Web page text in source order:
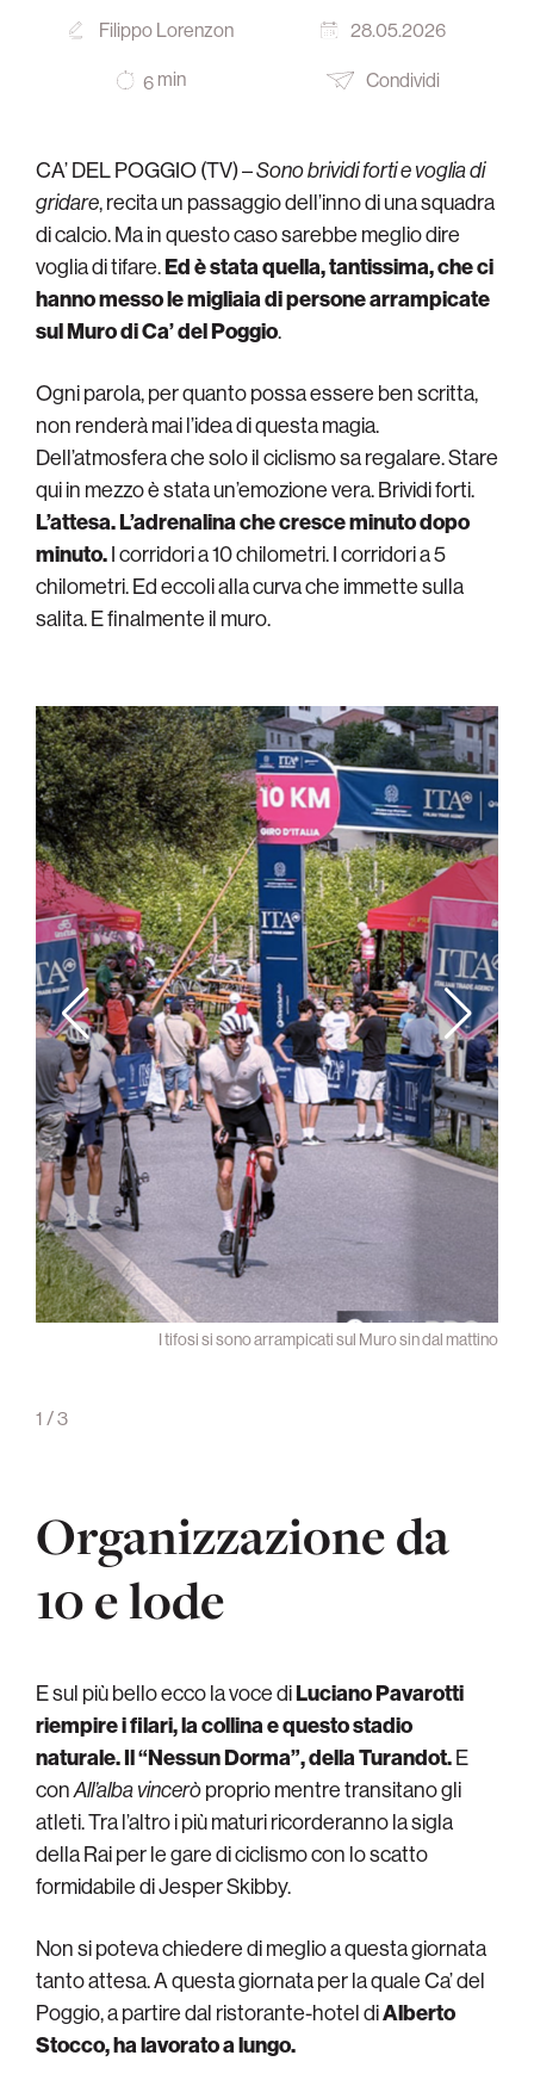
Filippo Lorenzon 28.05.2026
6 min Condividi
CA’ DEL POGGIO (TV) –Sono brividi forti e voglia di
gridare, recita un passaggio dell’inno di una squadra
di calcio. Ma in questo caso sarebbe meglio dire
voglia di tifare.Ed è stata quella, tantissima, che ci
hanno messo le migliaia di persone arrampicate
sul Muro di Ca’ del Poggio.
Ogni parola, per quanto possa essere ben scritta,
non renderà mai l’idea di questa magia.
Dell’atmosfera che solo il ciclismo sa regalare. Stare
qui in mezzo è stata un’emozione vera. Brividi forti.
L’attesa. L’adrenalina che cresce minuto dopo
minuto.I corridori a 10 chilometri. I corridori a 5
chilometri. Ed eccoli alla curva che immette sulla
salita. E finalmente il muro.
I tifosi si sono arrampicati sul Muro sin dal mattino
1 /3
Organizzazione da
10 e lode
E sul più bello ecco la voce diLuciano Pavarotti
riempire i filari, la collina e questo stadio
naturale. Il “Nessun Dorma”, della Turandot.E
conAll’alba vinceròproprio mentre transitano gli
atleti. Tra l’altro i più maturi ricorderanno la sigla
della Rai per le gare di ciclismo con lo scatto
formidabile di Jesper Skibby.
Non si poteva chiedere di meglio a questa giornata
tanto attesa. A questa giornata per la quale Ca’ del
Poggio, a partire dal ristorante-hotel diAlberto
Stocco, ha lavorato a lungo.